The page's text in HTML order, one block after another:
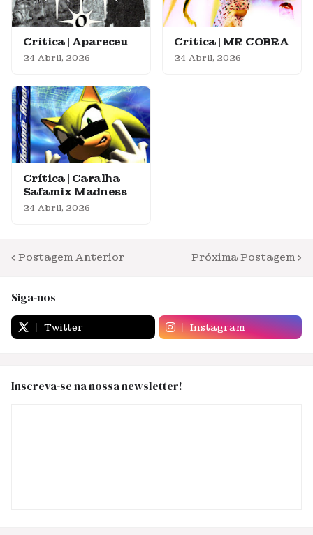
Crítica | Apareceu
24 Abril, 2026
Crítica | MR COBRA
24 Abril, 2026
Crítica | Caralha
Safamix Madness
24 Abril, 2026
Postagem Anterior Próxima Postagem
Siga-nos
Twitter Instagram
Inscreva-se na nossa newsletter!